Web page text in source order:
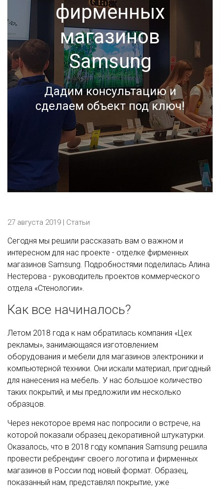
фирменных
магазинов
Samsung
Дадим консультацию и
сделаем объект под ключ!
27 августа 2019 | Статьи
Сегодня мы решили рассказать вам о важном и
интересном для нас проекте - отделке фирменных
магазинов Samsung. Подробностями поделилась Алина
Нестерова - руководитель проектов коммерческого
отдела «Стенологии».
Как все начиналось?
Летом 2018 года к нам обратилась компания «Цех
рекламы», занимающаяся изготовлением
оборудования и мебели для магазинов электроники и
компьютерной техники. Они искали материал, пригодный
для нанесения на мебель. У нас большое количество
таких покрытий, и мы предложили им несколько
образцов.
Через некоторое время нас попросили о встрече, на
которой показали образец декоративной штукатурки.
Оказалось, что в 2018 году компания Samsung решила
провести ребрендинг своего логотипа и фирменных
магазинов в России под новый формат. Образец,
показанный нам, представлял покрытие, уже